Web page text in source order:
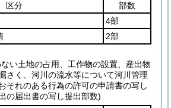
区分
部数
4部
2部
い土地の占用、工作物の設置、産出物
さく、河川の流水等について河川管理
それのある行為の許可の申請書の写し
の届出書の写し提出部数)